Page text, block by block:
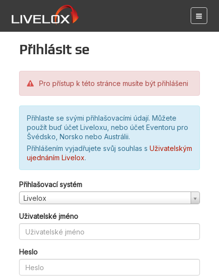
Přihlásit se
Pro přístup k této stránce musíte být přihlášeni
Přihlaste se svými přihlašovacími údají. Můžete
použít buď účet Liveloxu, nebo účet Eventoru pro
Švédsko, Norsko nebo Austrálii.
Přihlášením vyjadřujete svůj souhlas s Uživatelským
ujednáním Livelox.
Přihlašovací systém
Livelox
Uživatelské jméno
Heslo